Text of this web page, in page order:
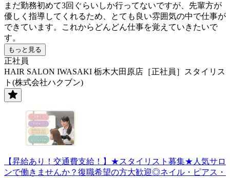
まだ勤務初めて3回ぐらいしか行ってないですが、先輩方が
優しく指導してくれるため、とても良い雰囲気の中で仕事が
できています。これからどんどん仕事を覚えていきたいで
す。
もっと見る
正社員
HAIR SALON IWASAKI 栃木大田原店［正社員］スタイリス
ト(株式会社ハクブン)
【昇給あり！交通費支給！】★スタイリスト募集★人気サロ
ンで働きませんか？復職希望の方大歓迎◎ネイル・ピアス・